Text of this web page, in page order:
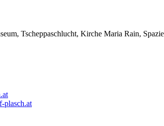
Tscheppaschlucht, Kirche Maria Rain,
plasch.at